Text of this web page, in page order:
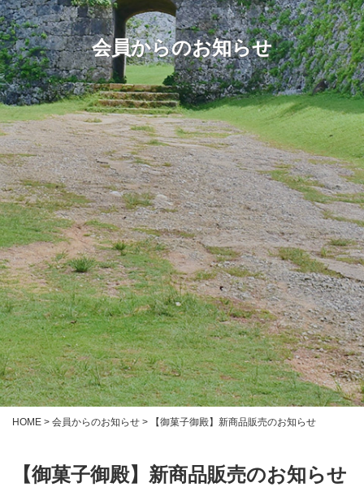
会員からのお知らせ
HOME > 会員からのお知らせ > 【御菓子御殿】新商品販売のお知らせ
【御菓子御殿】新商品販売のお知らせ